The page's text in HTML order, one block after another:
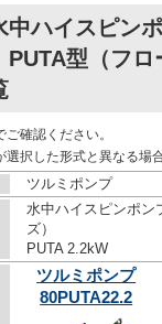
中ハイスピン
PUTA型（フロ
ご確認ください。
択した形式と異なる場
ツルミポンプ
水中ハイスピンポン
ズ）
PUTA 2.2kW
ツルミポンプ
80PUTA22.2